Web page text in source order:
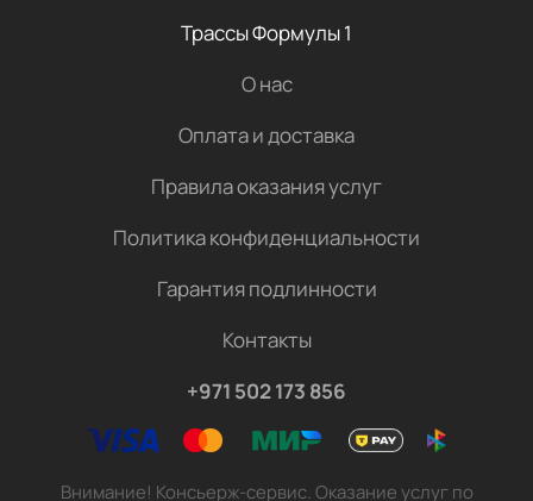
Трассы Формулы 1
О нас
Оплата и доставка
Правила оказания услуг
Политика конфиденциальности
Гарантия подлинности
Контакты
+971 502 173 856
Внимание! Консьерж-сервис. Оказание услуг по